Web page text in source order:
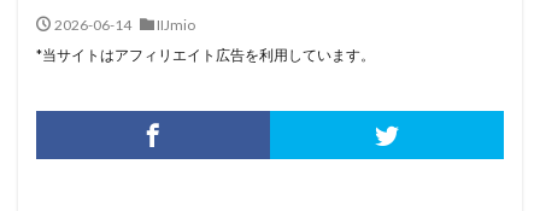
2026-06-14
IIJmio
*当サイトはアフィリエイト広告を利用しています。